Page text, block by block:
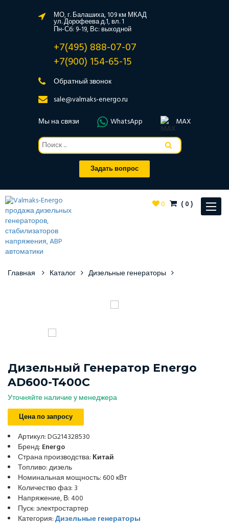
МО, г. Балашиха, 109 км МКАД
ул. Дорофеева д.1, вл. 1
Пн-Сб: 9-19, Вс: выходной
+7(495) 888-07-07
+7(900) 154-65-15
Обратный звонок
sale@valmaks-energo.ru
Мы на связи
WhatsApp MAX
Задать вопрос
Toggle
0 (0)
Главная Каталог Дизельные генераторы
Дизельный Генератор Energo
AD600-T400C
Уточняйте наличие у менеджера
Цена по запросу
Артикул: DG214328530
Бренд: Energo
Страна производства: Китай
Топливо: дизель
Номинальная мощность: 600 кВт
Количество фаз: 3
Напряжение, В: 400
Пуск: электростартер
Категория:Дизельные генераторы